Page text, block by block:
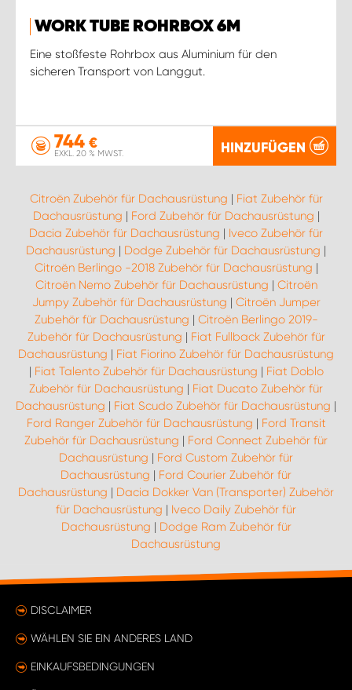
WORK TUBE ROHRBOX 6M
Eine stoßfeste Rohrbox aus Aluminium für den
sicheren Transport von Langgut.
744 €
EXKL. 20 % MWST. HINZUFÜGEN
Citroën Zubehör für Dachausrüstung | Fiat Zubehör für
Dachausrüstung | Ford Zubehör für Dachausrüstung |
Dacia Zubehör für Dachausrüstung | Iveco Zubehör für
Dachausrüstung | Dodge Zubehör für Dachausrüstung |
Citroën Berlingo -2018 Zubehör für Dachausrüstung |
Citroën Nemo Zubehör für Dachausrüstung | Citroën
Jumpy Zubehör für Dachausrüstung | Citroën Jumper
Zubehör für Dachausrüstung | Citroën Berlingo 2019-
Zubehör für Dachausrüstung | Fiat Fullback Zubehör für
Dachausrüstung | Fiat Fiorino Zubehör für Dachausrüstung
| Fiat Talento Zubehör für Dachausrüstung | Fiat Doblo
Zubehör für Dachausrüstung | Fiat Ducato Zubehör für
Dachausrüstung | Fiat Scudo Zubehör für Dachausrüstung |
Ford Ranger Zubehör für Dachausrüstung | Ford Transit
Zubehör für Dachausrüstung | Ford Connect Zubehör für
Dachausrüstung | Ford Custom Zubehör für
Dachausrüstung | Ford Courier Zubehör für
Dachausrüstung | Dacia Dokker Van (Transporter) Zubehör
für Dachausrüstung | Iveco Daily Zubehör für
Dachausrüstung | Dodge Ram Zubehör für
Dachausrüstung
DISCLAIMER
WÄHLEN SIE EIN ANDERES LAND
EINKAUFSBEDINGUNGEN